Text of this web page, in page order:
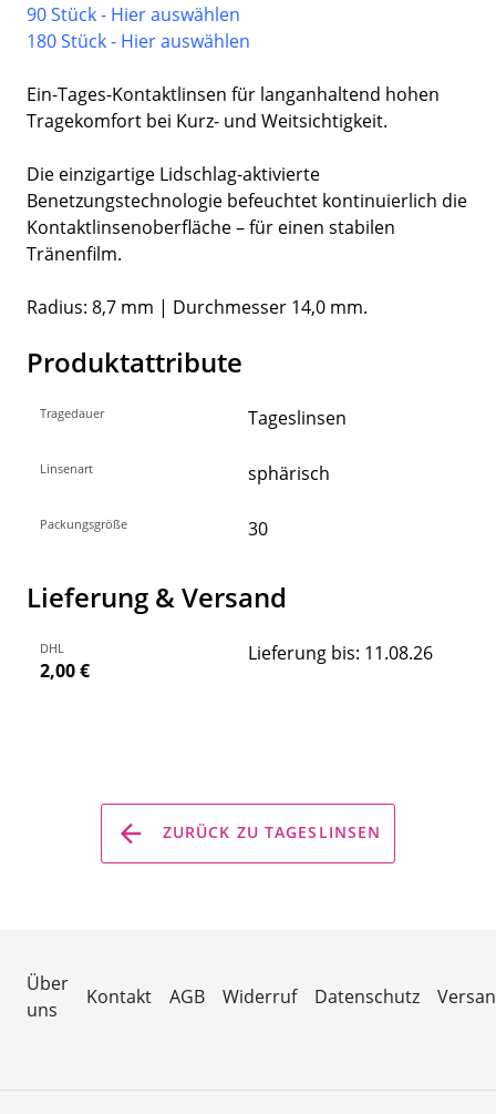
90 Stück - Hier auswählen
180 Stück - Hier auswählen
Ein-Tages-Kontaktlinsen für langanhaltend hohen
Tragekomfort bei Kurz- und Weitsichtigkeit.
Die einzigartige Lidschlag-aktivierte
Benetzungstechnologie befeuchtet kontinuierlich die
Kontaktlinsenoberfläche – für einen stabilen
Tränenfilm.
Radius: 8,7 mm | Durchmesser 14,0 mm.
Produktattribute
Tragedauer Tageslinsen
Linsenart sphärisch
Packungsgröße 30
Lieferung & Versand
DHL
2,00 €
Lieferung bis: 11.08.26
ZURÜCK ZU TAGESLINSEN
Über
uns
Kontakt AGB Widerruf Datenschutz